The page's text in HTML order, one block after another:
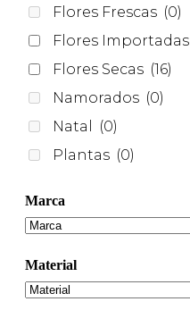
Flores Frescas (0)
Flores Importadas
Flores Secas (16)
Namorados (0)
Natal
(0)
Plantas (0)
Marca
Material